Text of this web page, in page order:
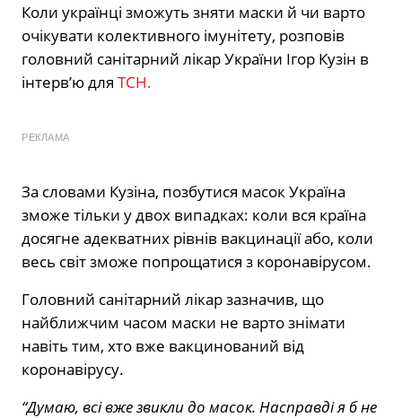
Коли українці зможуть зняти маски й чи варто
очікувати колективного імунітету, розповів
головний санітарний лікар України Ігор Кузін в
інтерв’ю для ТСН.
РЕКЛАМА
За словами Кузіна, позбутися масок Україна
зможе тільки у двох випадках: коли вся країна
досягне адекватних рівнів вакцинації або, коли
весь світ зможе попрощатися з коронавірусом.
Головний санітарний лікар зазначив, що
найближчим часом маски не варто знімати
навіть тим, хто вже вакцинований від
коронавірусу.
“Думаю, всі вже звикли до масок. Насправді я б не